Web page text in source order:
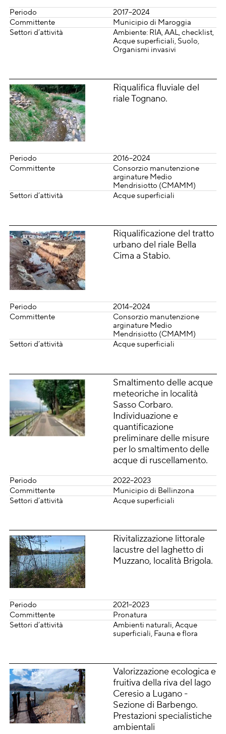
Periodo
2017–2024
Committente
Municipio di Maroggia
Settori d’attività
Ambiente: RIA, AAL, checklist
Acque superficiali Suolo
Organismi invasivi
Riqualifica fluviale del
riale Tognano.
Periodo
2016–2024
Committente
Consorzio manutenzione
arginature Medio
Mendrisiotto (CMAMM)
Settori d’attività
Acque superficiali
Riqualificazione del tratto
urbano del riale Bella
Cima a Stabio.
Periodo
2014–2024
Committente
Consorzio manutenzione
arginature Medio
Mendrisiotto (CMAMM)
Settori d’attività
Acque superficiali
Smaltimento delle acque
meteoriche in località
Sasso Corbaro.
Individuazione e
quantificazione
preliminare delle misure
per lo smaltimento delle
acque di ruscellamento.
Periodo
2022–2023
Committente
Municipio di Bellinzona
Settori d’attività
Acque superficiali
Rivitalizzazione littorale
lacustre del laghetto di
Muzzano, località Brigola.
Periodo
2021–2023
Committente
Pronatura
Settori d’attività
Ambienti naturali Acque
superficiali Fauna e flora
Valorizzazione ecologica e
fruitiva della riva del lago
Ceresio a Lugano -
Sezione di Barbengo.
Prestazioni specialistiche
ambientali